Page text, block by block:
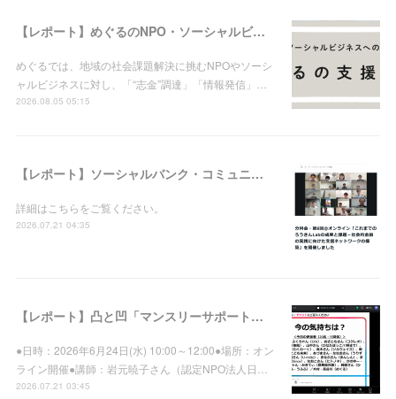
【レポート】めぐるのNPO・ソーシャルビジネス支援実績（2026年8月5日現在）
めぐるでは、地域の社会課題解決に挑むNPOやソーシ
ャルビジネスに対し、「“志金”調達」「情報発信」…
2026.08.05 05:15
【レポート】ソーシャルバンク・コミュニティ：分科会・第6回＠オンライン「これまでのろうきんLabの成果と課題－社会的金融の実践に向けた支援ネットワークの構築」を開催しました
詳細はこちらをご覧ください。
2026.07.21 04:35
【レポート】凸と凹「マンスリーサポートプログラム」登録先向け集合研修vol.39を開催しました
●日時：2026年6月24日(水) 10:00～12:00●場所：オン
ライン開催●講師：岩元暁子さん（認定NPO法人日…
2026.07.21 03:45